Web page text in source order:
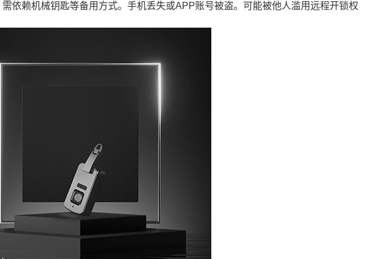
依赖机械钥匙等备用方式。手机丢失或APP账号被盗。可能被他人滥用远程开锁权